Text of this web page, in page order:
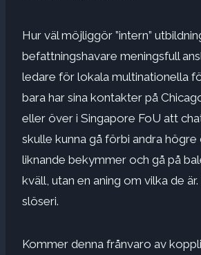
Hur väl möjliggör ”intern”
befattningshavare meningsfull
ledare för lokala multinationella
bara har sina kontakter på
eller över i Singapore FoU att
skulle kunna gå förbi andra
liknande bekymmer och gå på
kväll, utan en aning om vilka de
slöseri.
Kommer denna frånvaro av